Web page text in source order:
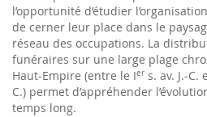
l’opportunité d’étudier
de cerner leur place dans le
réseau des occupations. La
funéraires sur une large plage
Haut-Empire (entre le Ier s. av. J.-
C.) permet d’appréhender
temps long.